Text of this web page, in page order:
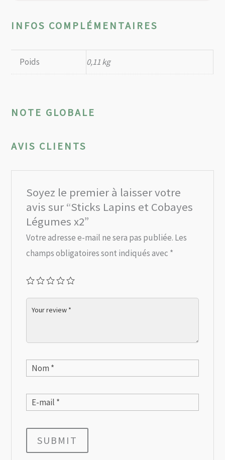
INFOS COMPLÉMENTAIRES
Poids 0,11 kg
NOTE GLOBALE
AVIS CLIENTS
Soyez le premier à laisser votre
avis sur “Sticks Lapins et Cobayes
Légumes x2”
Votre adresse e-mail ne sera pas publiée. Les
champs obligatoires sont indiqués avec *
SUBMIT